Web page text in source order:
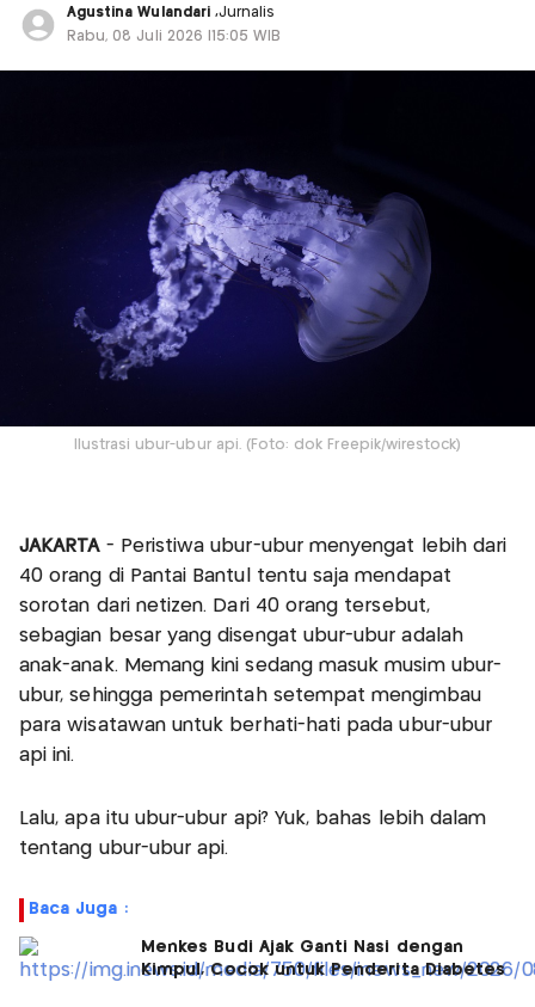
Agustina Wulandari ,Jurnalis
Rabu, 08 Juli 2026 |15:05 WIB
Ilustrasi ubur-ubur api. (Foto: dok Freepik/wirestock)
JAKARTA- Peristiwa ubur-ubur menyengat lebih dari
40 orang di Pantai Bantul tentu saja mendapat
sorotan dari netizen. Dari 40 orang tersebut,
sebagian besar yang disengat ubur-ubur adalah
anak-anak. Memang kini sedang masuk musim ubur-
ubur, sehingga pemerintah setempat mengimbau
para wisatawan untuk berhati-hati pada ubur-ubur
api ini.
Lalu, apa itu ubur-ubur api? Yuk, bahas lebih dalam
tentang ubur-ubur api.
Baca Juga :
Menkes Budi Ajak Ganti Nasi dengan
Kimpul, Cocok untuk Penderita Diabetes